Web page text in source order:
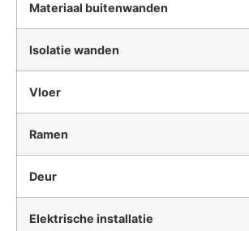
Materiaal buitenwanden
Isolatie wanden
Vloer
Ramen
Deur
Elektrische installatie